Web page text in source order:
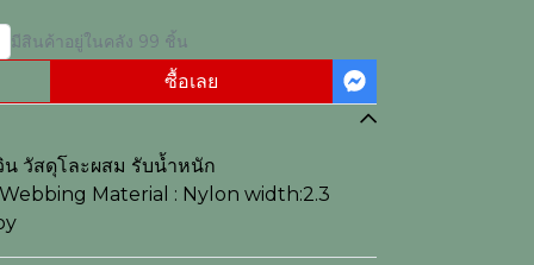
มีสินค้าอยู่ในคลัง 99 ชิ้น
ซื้อเลย
วัสดุโละผสม รับน้ำหนัก
Material : Nylon width:2.3